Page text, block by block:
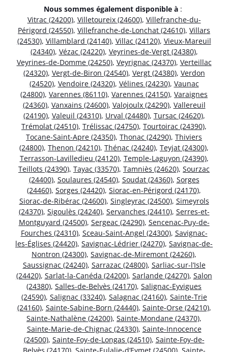
Nous sommes également disponible à :
Vitrac (24200), Villetoureix (24600), Villefranche-du-
Périgord (24550), Villefranche-de-Lonchat (24610), Villars
(24530), Villamblard (24140), Villac (24120), Vieux-Mareuil
(24340), Vézac (24220), Veyrines-de-Vergt (24380),
Veyrines-de-Domme (24250), Veyrignac (24370), Verteillac
(24320), Vergt-de-Biron (24540), Vergt (24380), Verdon
(24520), Vendoire (24320), Vélines (24230), Vaunac
(24800), Varennes (86110), Varennes (24150), Varaignes
(24360), Vanxains (24600), Valojoulx (24290), Vallereuil
(24190), Valeuil (24310), Urval (24480), Tursac (24620),
Trémolat (24510), Trélissac (24750), Tourtoirac (24390),
Tocane-Saint-Apre (24350), Thonac (24290), Thiviers
(24800), Thenon (24210), Thénac (24240), Teyjat (24300),
Terrasson-Lavilledieu (24120), Temple-Laguyon (24390),
Teillots (24390), Tayac (33570), Tamniès (24620), Sourzac
(24400), Soulaures (24540), Soudat (24360), Sorges
(24460), Sorges (24420), Siorac-en-Périgord (24170),
Siorac-de-Ribérac (24600), Singleyrac (24500), Simeyrols
(24370), Sigoulès (24240), Servanches (24410), Serres-et-
Montguyard (24500), Sergeac (24290), Sencenac-Puy-de-
Fourches (24310), Sceau-Saint-Angel (24300), Savignac-
les-Églises (24420), Savignac-Lédrier (24270), Savignac-de-
Nontron (24300), Savignac-de-Miremont (24260),
Saussignac (24240), Sarrazac (24800), Sarliac-sur-l’Isle
(24420), Sarlat-la-Canéda (24200), Sarlande (24270), Salon
(24380), Salles-de-Belvès (24170), Salignac-Eyvigues
(24590), Salignac (33240), Salagnac (24160), Sainte-Trie
(24160), Sainte-Sabine-Born (24440), Sainte-Orse (24210),
Sainte-Nathalène (24200), Sainte-Mondane (24370),
Sainte-Marie-de-Chignac (24330), Sainte-Innocence
(24500), Sainte-Foy-de-Longas (24510), Sainte-Foy-de-